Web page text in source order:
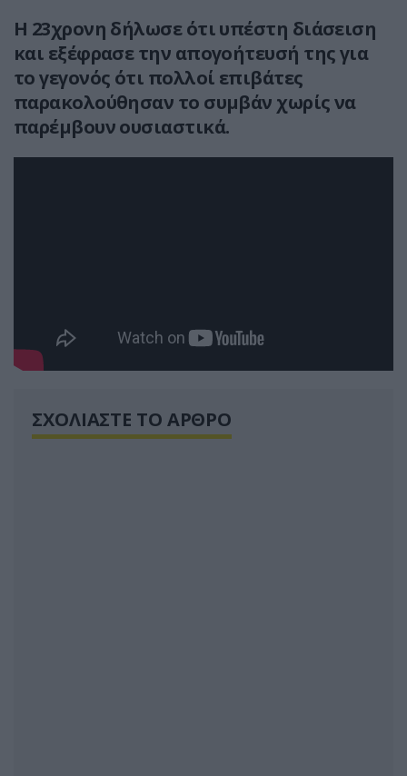
Η 23χρονη δήλωσε ότι υπέστη διάσειση
και εξέφρασε την απογοήτευσή της για
το γεγονός ότι πολλοί επιβάτες
παρακολούθησαν το συμβάν χωρίς να
παρέμβουν ουσιαστικά.
ΣΧΟΛΙΑΣΤΕ ΤΟ ΑΡΘΡΟ